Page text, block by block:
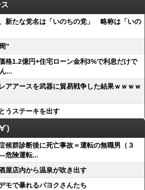
新たな党名は「いのちの党」 略称は「いの
”
格1.2億円+住宅ローン金利3%で利息だけで
...
アアースを武器に貿易戦争した結果ｗｗｗｗ
うステーキを出す
候群診断後に死亡事故＝運転の無職男（３
危険運転...
屋店内から温泉が吹き出す
モで暴れるパヨクさんたち